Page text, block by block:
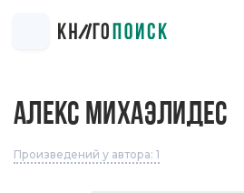
АЛЕКС МИХАЭЛИДЕС
Произведений у автора: 1